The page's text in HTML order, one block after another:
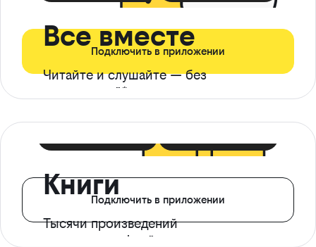
Все вместе
Читайте и слушайте — без
ограничений*
Подключить в приложении
Книги
Тысячи произведений
с доступом офлайн
Подключить в приложении